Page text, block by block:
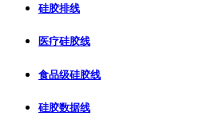
硅胶排线
医疗硅胶线
食品级硅胶线
硅胶数据线